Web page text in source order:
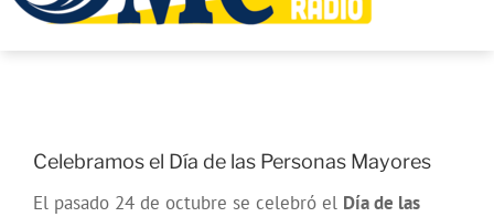
Celebramos el Día de las Personas Mayores
El pasado 24 de octubre se celebró el Día de las